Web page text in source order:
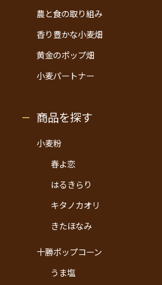
農と食の取り組み
香り豊かな小麦畑
黄金のポップ畑
小麦パートナー
商品を探す
小麦粉
春よ恋
はるきらり
キタノカオリ
きたほなみ
十勝ポップコーン
うま塩